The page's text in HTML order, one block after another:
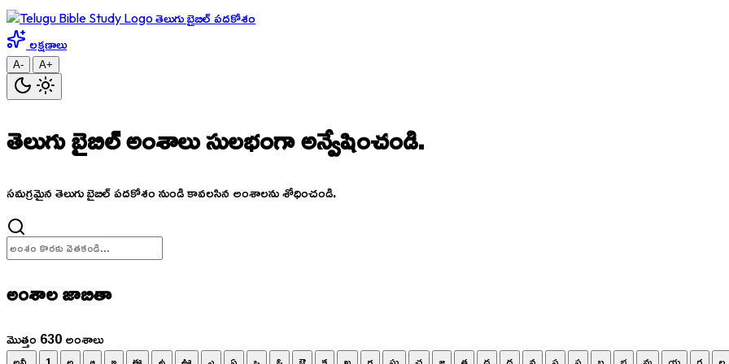
తెలుగు బైబిల్ పదకోశం
లక్షణాలు
A- A+
తెలుగు బైబిల్ అంశాలుసులభంగా అన్వేషించండి.
సమగ్రమైన తెలుగు బైబిల్ పదకోశం నుండి కావలసిన అంశాలను శోధించండి.
అంశాల జాబితా
మొత్తం 630 అంశాలు